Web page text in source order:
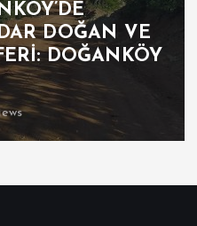
YEMEK
MİLLÎ EĞİTİM
İŞCAN’A